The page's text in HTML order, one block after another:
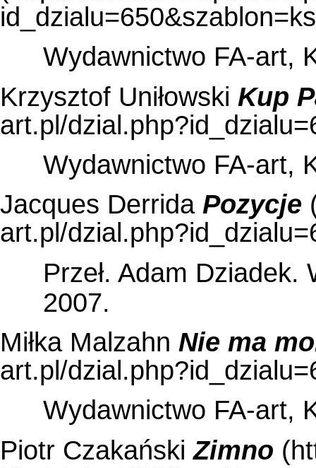
Wydawnictwo FA-art,
Krzysztof Uniłowski Kup
Wydawnictwo FA-art,
Jacques Derrida Pozycje
Przeł. Adam
2007.
Miłka Malzahn Nie ma
Wydawnictwo FA-art,
Piotr CzakańskiZimno